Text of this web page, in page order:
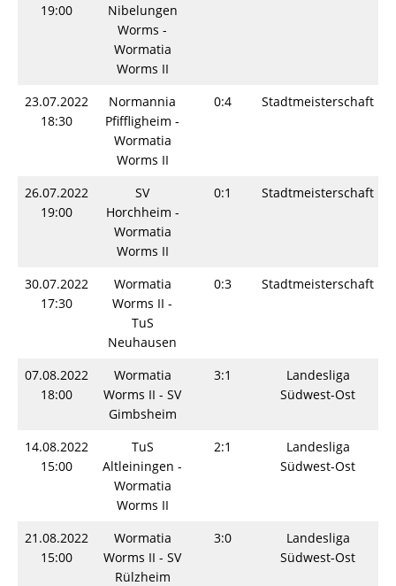
19:00
Nibelungen
Worms -
Wormatia
Worms II
23.07.2022
18:30
Normannia
Pfiffligheim -
Wormatia
Worms II
0:4 Stadtmeisterschaft
26.07.2022
19:00
SV
Horchheim -
Wormatia
Worms II
0:1 Stadtmeisterschaft
30.07.2022
17:30
Wormatia
Worms II -
TuS
Neuhausen
0:3 Stadtmeisterschaft
07.08.2022
18:00
Wormatia
Worms II - SV
Gimbsheim
3:1
Landesliga
Südwest-Ost
14.08.2022
15:00
TuS
Altleiningen -
Wormatia
Worms II
2:1
Landesliga
Südwest-Ost
21.08.2022
15:00
Wormatia
Worms II - SV
Rülzheim
3:0
Landesliga
Südwest-Ost